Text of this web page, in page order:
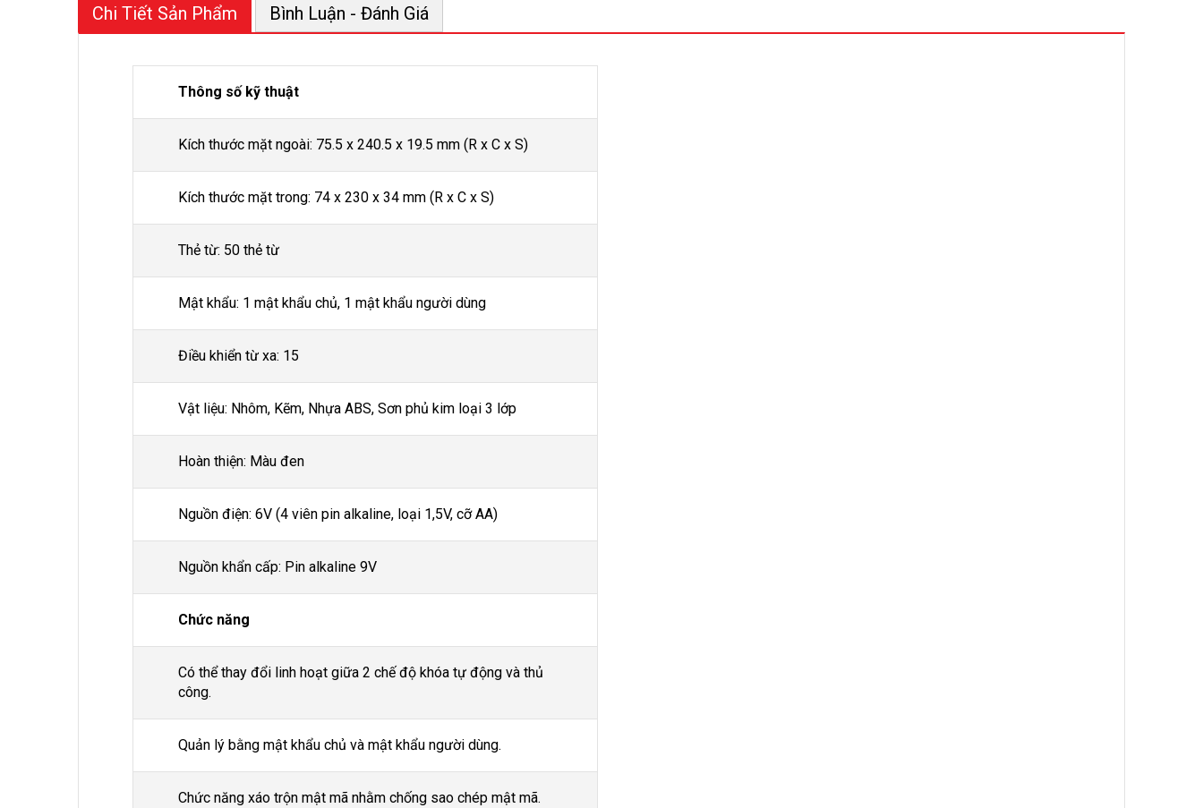
Chi Tiết Sản Phẩm Bình Luận - Đánh Giá
Thông số kỹ thuật
Kích thước mặt ngoài: 75.5 x 240.5 x 19.5 mm (R x C x S)
Kích thước mặt trong: 74 x 230 x 34 mm (R x C x S)
Thẻ từ: 50 thẻ từ
Mật khẩu: 1 mật khẩu chủ, 1 mật khẩu người dùng
Điều khiển từ xa: 15
Vật liệu: Nhôm, Kẽm, Nhựa ABS, Sơn phủ kim loại 3 lớp
Hoàn thiện: Màu đen
Nguồn điện: 6V (4 viên pin alkaline, loại 1,5V, cỡ AA)
Nguồn khẩn cấp: Pin alkaline 9V
Chức năng
Có thể thay đổi linh hoạt giữa 2 chế độ khóa tự động và thủ
công.
Quản lý bằng mật khẩu chủ và mật khẩu người dùng.
Chức năng xáo trộn mật mã nhằm chống sao chép mật mã.